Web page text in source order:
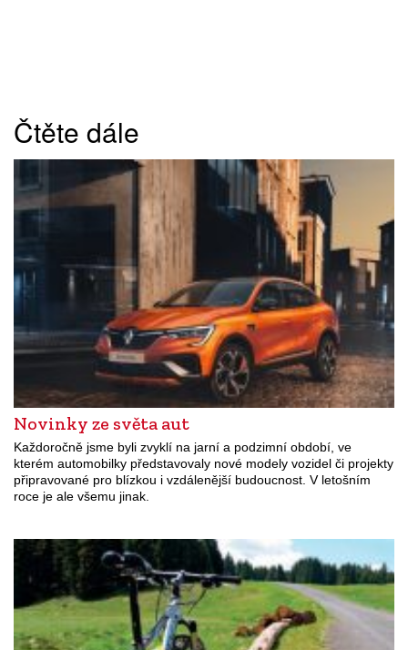
Čtěte dále
Novinky ze světa aut
Každoročně jsme byli zvyklí na jarní a podzimní období, ve
kterém automobilky představovaly nové modely vozidel či projekty
připravované pro blízkou i vzdálenější budoucnost. V letošním
roce je ale všemu jinak.